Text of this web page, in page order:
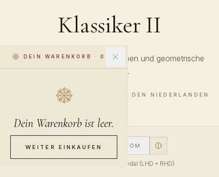
DEIN WARENKORB · 0
Dein Warenkorb ist leer.
WEITER EINKAUFEN
Klassiker II
Die zweite Welle, kräftigere Farben und geometrische
Medaillons.
5 STÜCKE · HANDVEREDELT IN DEN NIEDERLANDEN
V1 V2 CUSTOM
V1 für oben montiertes Gaspedal (LHD + RHD)